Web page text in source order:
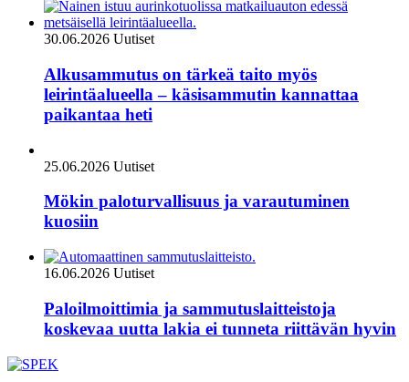
30.06.2026 Uutiset
Alkusammutus on tärkeä taito myös
leirintäalueella – käsisammutin kannattaa
paikantaa heti
25.06.2026 Uutiset
Mökin paloturvallisuus ja varautuminen
kuosiin
16.06.2026 Uutiset
Paloilmoittimia ja sammutuslaitteistoja
koskevaa uutta lakia ei tunneta riittävän hyvin